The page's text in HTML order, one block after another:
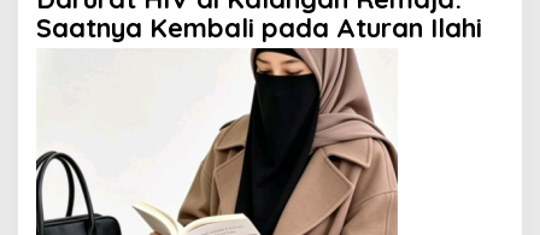
Saatnya Kembali pada Aturan Ilahi